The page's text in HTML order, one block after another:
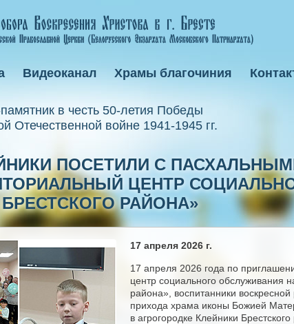
в честь 50-летия Победы
Отечественной войне 1941-1945 гг.
Видеоканал Храмы благочиния
ПОСЕТИЛИ С
ЦЕНТР
РАЙОНА»
17 апреля 2026 г.
17 апреля 2026 года по
центр социального обслуживания
района», воспитанники
прихода храма иконы Божией
в агрогородке Клейники